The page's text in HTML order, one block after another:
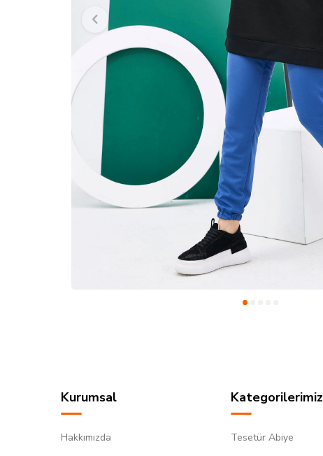
Kurumsal
Hakkımızda
Kategorilerimiz
Tesetür Abiye